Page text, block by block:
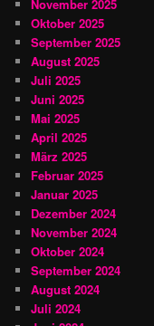
November 2025
Oktober 2025
September 2025
August 2025
Juli 2025
Juni 2025
Mai 2025
April 2025
März 2025
Februar 2025
Januar 2025
Dezember 2024
November 2024
Oktober 2024
September 2024
August 2024
Juli 2024